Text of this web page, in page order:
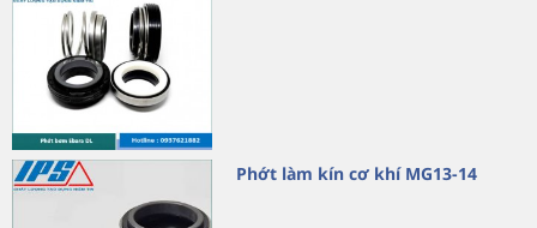
Phớt làm kín cơ khí MG13-14